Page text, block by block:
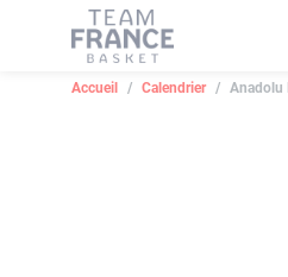
Accueil Calendrier Anadolu
Panneau de gestion des cookies